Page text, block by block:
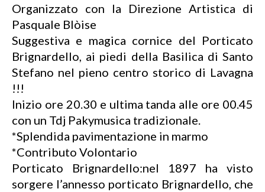
Organizzato con la Direzione Artistica di
Pasquale Blòise
Suggestiva e magica cornice del Porticato
Brignardello, ai piedi della Basilica di Santo
Stefano nel pieno centro storico di Lavagna
!!!
Inizio ore 20.30 e ultima tanda alle ore 00.45
con un Tdj Pakymusica tradizionale.
*Splendida pavimentazione in marmo
*Contributo Volontario
Porticato Brignardello:nel 1897 ha visto
sorgere l’annesso porticato Brignardello, che